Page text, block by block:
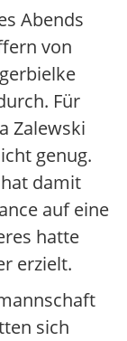
Abends
von
Für
Zalewski
genug.
damit
auf eine
hatte
erzielt.
sich